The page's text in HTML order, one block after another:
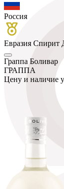
Россия
Евразия Спирит
Граппа Боливар
ГРАППА
Цену и наличие